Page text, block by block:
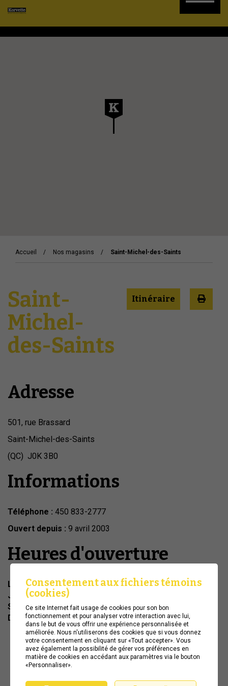
Accueil Nos magasins Saint-Michel-des-Saints
Itinéraire
Saint-
Michel-
des-Saints
Adresse
501, rue Brassard
Saint-Michel-des-Saints
(QC) J0K 3B0
Informations
Téléphone : 450 833-2777
Ouvert depuis : 9 avril 2003
Heures d'ouverture
Lundi à Mercredi :9:00 - 17:30
Jeudi à Vendredi :
Samedi :9:00 - 17:00
Dimanche :12:00 - 17:00
Gérer mes témoins
(cookies)
Consentement aux fichiers témoins
(cookies)
Ce site Internet fait usage de cookies pour son bon
fonctionnement et pour analyser votre interaction avec lui,
dans le but de vous offrir une expérience personnalisée et
améliorée. Nous n'utiliserons des cookies que si vous donnez
votre consentement en cliquant sur «Tout accepter». Vous
avez également la possibilité de gérer vos préférences en
matière de cookies en accédant aux paramètres via le bouton
«Personnaliser».